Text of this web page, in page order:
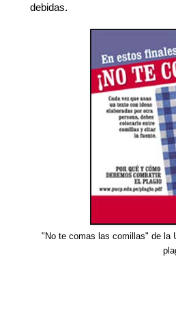
debidas.
"No te comas las comillas" de la